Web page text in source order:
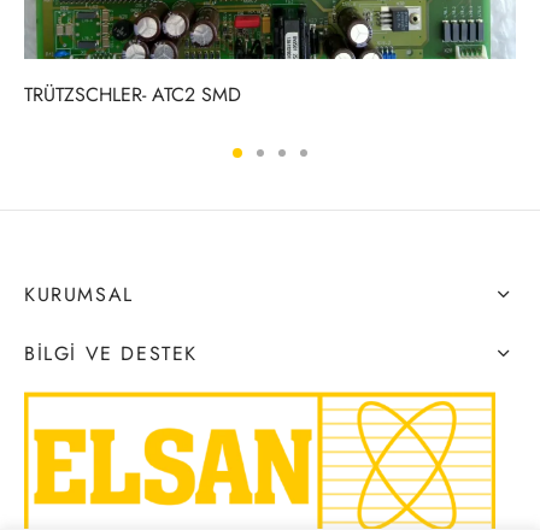
TRÜTZSCHLER- ATC2 SMD
KURUMSAL
BILGI VE DESTEK